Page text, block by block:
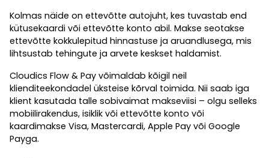
Kolmas näide on ettevõtte autojuht, kes tuvastab end
kütusekaardi või ettevõtte konto abil. Makse seotakse
ettevõtte kokkulepitud hinnastuse ja aruandlusega, mis
lihtsustab tehingute ja arvete keskset haldamist.
Cloudics Flow & Pay võimaldab kõigil neil
klienditeekondadel üksteise kõrval toimida. Nii saab iga
klient kasutada talle sobivaimat makseviisi – olgu selleks
mobiilirakendus, isiklik või ettevõtte konto või
kaardimakse Visa, Mastercardi, Apple Pay või Google
Payga.